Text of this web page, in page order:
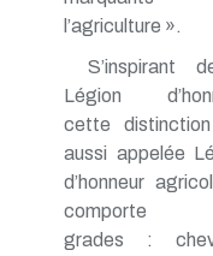
l’agriculture ».
S’inspirant
Légion
cette
aussi appelée
d’honneur
comporte
grades :